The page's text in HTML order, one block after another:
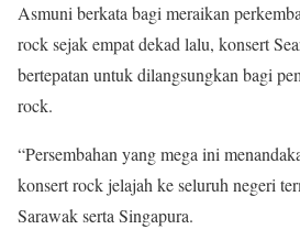
Asmuni berkata bagi meraikan
rock sejak empat dekad lalu, konsert
bertepatan untuk dilangsungkan bagi
rock.
“Persembahan yang mega ini
konsert rock jelajah ke seluruh negeri
Sarawak serta Singapura.